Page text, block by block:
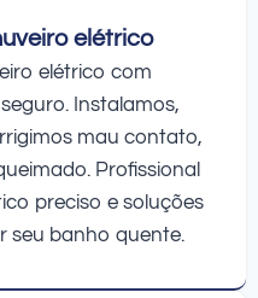
elétrico
elétrico com
Instalamos,
mau contato,
Profissional
preciso e soluções
seu banho quente.